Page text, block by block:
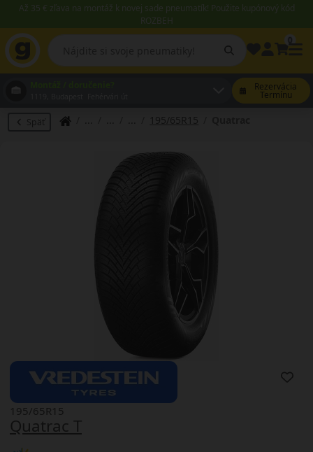
Až 35 € zľava na montáž k novej sade pneumatík! Použite kupónový kód
ROZBEH
Rezervácia
Termínu
Späť 195/65R15
Quatrac T
195/65R15